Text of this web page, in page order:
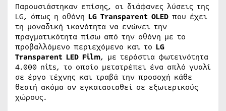
Παρουσιάστηκαν επίσης, οι διάφανες λύσεις της
LG, όπως η οθόνη LG Transparent OLED που έχει
τη μοναδική ικανότητα να ενώνει την
πραγματικότητα πίσω από την οθόνη με το
προβαλλόμενο περιεχόμενο και το LG
Transparent LED Film, με τεράστια φωτεινότητα
4.000 nits, το οποίο μετατρέπει ένα απλό γυαλί
σε έργο τέχνης και τραβά την προσοχή κάθε
θεατή ακόμα αν εγκατασταθεί σε εξωτερικούς
χώρους.